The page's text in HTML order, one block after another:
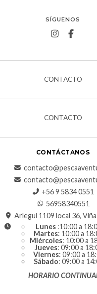
SÍGUENOS
CONTACTO
CONTACTO
CONTÁCTANOS
+56 9 5834 0551
56958340551
Arlegui 1109 local 36,
Lunes :10:00 a
Martes: 10:00 a
Miércoles: 10:00 a
Jueves: 09:00 a
Viernes: 09:00 a
Sábado: 09:00 a
HORARIO